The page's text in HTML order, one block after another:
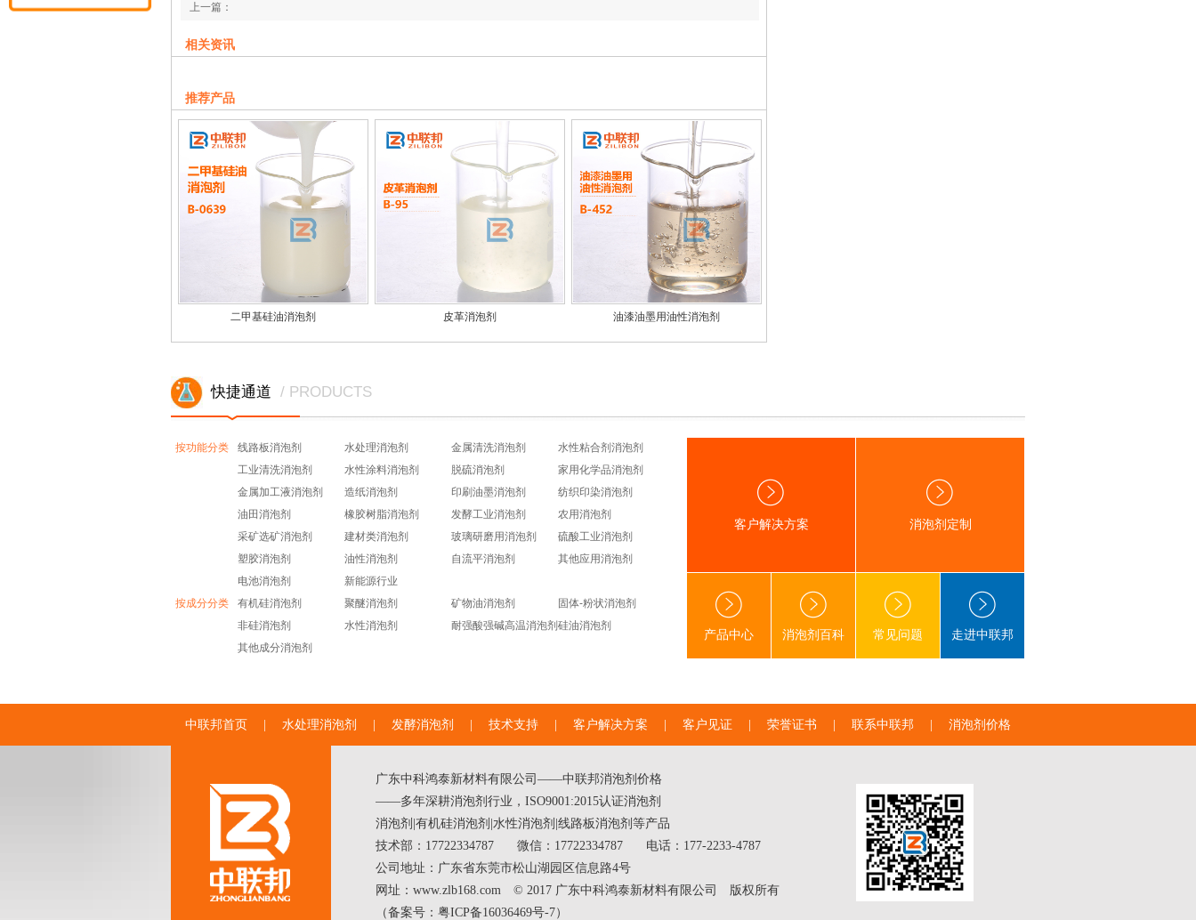
上一篇：
下一篇：
相关资讯
推荐产品
二甲基硅油消泡剂 皮革消泡剂 油漆油墨用油性消泡剂
快捷通道 / PRODUCTS
按功能分类 线路板消泡剂 水处理消泡剂 金属清洗消泡剂
水性粘合剂消泡剂
工业清洗消泡剂
水性涂料消泡剂 脱硫消泡剂
家用化学品消泡剂
金属加工液消泡剂
造纸消泡剂 印刷油墨消泡剂
纺织印染消泡剂
油田消泡剂
橡胶树脂消泡剂 发酵工业消泡剂
农用消泡剂
采矿选矿消泡剂
建材类消泡剂 玻璃研磨用消泡剂
硫酸工业消泡剂
塑胶消泡剂
油性消泡剂 自流平消泡剂
其他应用消泡剂
电池消泡剂
新能源行业
按成分分类
有机硅消泡剂 聚醚消泡剂 矿物油消泡剂
固体-粉状消泡剂
非硅消泡剂
水性消泡剂 耐强酸强碱高温消泡剂 硅油消泡剂
其他成分消泡剂
客户解决方案 消泡剂定制
产品中心 消泡剂百科 常见问题 走进中联邦
中联邦首页 水处理消泡剂 发酵消泡剂 技术支持 客户解决方案 客户见证 荣誉证书 联系中联邦 消泡剂价格
广东中科鸿泰新材料有限公司——中联邦消泡剂价格
——多年深耕消泡剂行业，ISO9001:2015认证消泡剂
消泡剂 有机硅消泡剂 水性消泡剂 |线路板消泡剂等产品
技术部：17722334787
微信：17722334787
电话：177-2233-4787
公司地址：广东省东莞市松山湖园区信息路4号
网址：www.zlb168.com © 2017 广东中科鸿泰新材料有限公司 版权所有
（备案号： 粤ICP备16036469号-7）